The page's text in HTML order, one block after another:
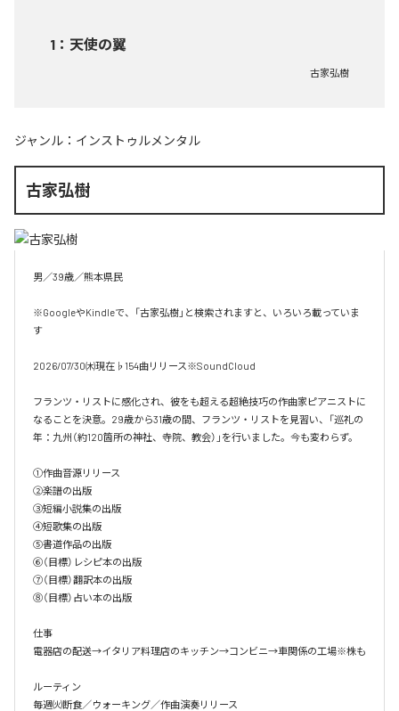
1 ： 天使の翼
古家弘樹
ジャンル： インストゥルメンタル
古家弘樹
男／39歳／熊本県民
※GoogleやKindleで、「古家弘樹」と検索されますと、いろいろ載っていま
す
2026/07/30㈭現在♭154曲リリース※SoundCloud
フランツ・リストに感化され、彼をも超える超絶技巧の作曲家ピアニストに
なることを決意。29歳から31歳の間、フランツ・リストを見習い、「巡礼の
年：九州（約120箇所の神社、寺院、教会）」を行いました。今も変わらず。
①作曲音源リリース
②楽譜の出版
③短編小説集の出版
④短歌集の出版
⑤書道作品の出版
⑥（目標）レシピ本の出版
⑦（目標）翻訳本の出版
⑧（目標）占い本の出版
仕事
電器店の配送→イタリア料理店のキッチン→コンビニ→車関係の工場※株も
ルーティン
毎週㈫断食／ウォーキング／作曲演奏リリース